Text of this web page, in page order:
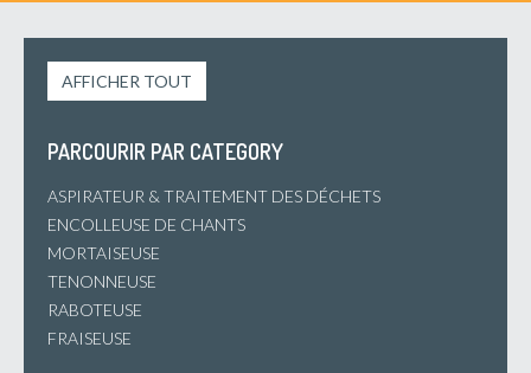
AFFICHER TOUT
PARCOURIR PAR CATEGORY
ASPIRATEUR & TRAITEMENT DES DÉCHETS
ENCOLLEUSE DE CHANTS
MORTAISEUSE
TENONNEUSE
RABOTEUSE
FRAISEUSE